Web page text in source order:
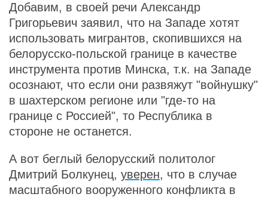
Добавим, в своей речи Александр
Григорьевич заявил, что на Западе хотят
использовать мигрантов, скопившихся на
белорусско-польской границе в качестве
инструмента против Минска, т.к. на Западе
осознают, что если они развяжут "войнушку"
в шахтерском регионе или "где-то на
границе с Россией", то Республика в
стороне не останется.
А вот беглый белорусский политолог
Дмитрий Болкунец, уверен, что в случае
масштабного вооруженного конфликта в